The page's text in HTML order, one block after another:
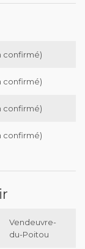
confirmé)
confirmé)
confirmé)
confirmé)
Vendeuvre-
du-Poitou